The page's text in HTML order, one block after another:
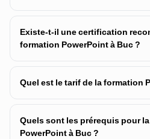
Existe-t-il une certification
formation PowerPoint à Buc ?
Quel est le tarif de la formation
Quels sont les prérequis pour
PowerPoint à Buc ?